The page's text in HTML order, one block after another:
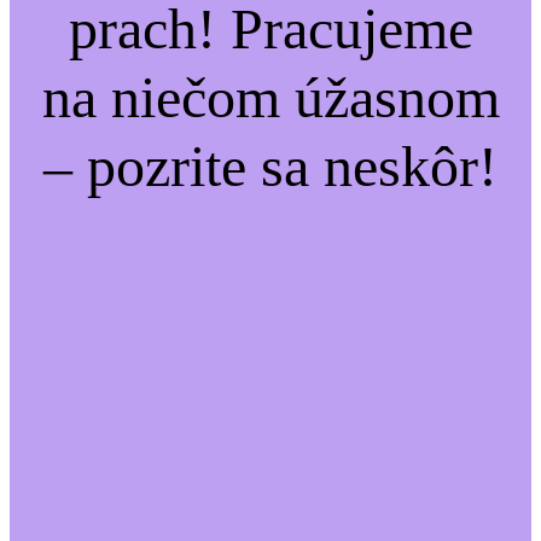
prach! Pracujeme
na niečom úžasnom
– pozrite sa neskôr!